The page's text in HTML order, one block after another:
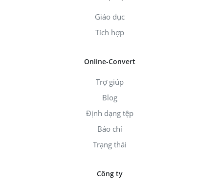
Giáo dục
Tích hợp
Online-Convert
Trợ giúp
Blog
Định dạng tệp
Báo chí
Trạng thái
Công ty